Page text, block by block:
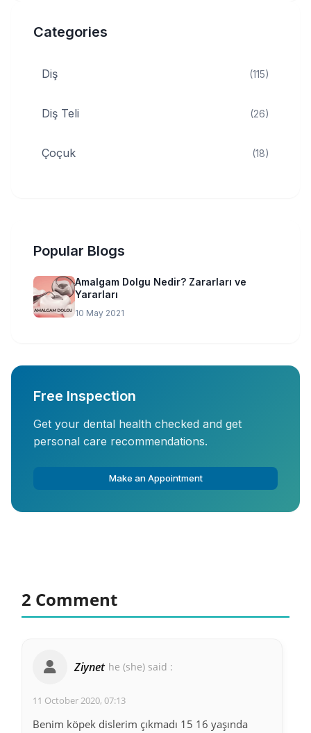
Categories
Diş (115)
Diş Teli (26)
Çoçuk (18)
Popular Blogs
Amalgam Dolgu Nedir? Zararları ve
Yararları
10 May 2021
Free Inspection
Get your dental health checked and get
personal care recommendations.
Make an Appointment
2 Comment
Ziynet he (she) said :
11 October 2020, 07:13
Benim köpek dislerim çıkmadı 15 16 yaşında